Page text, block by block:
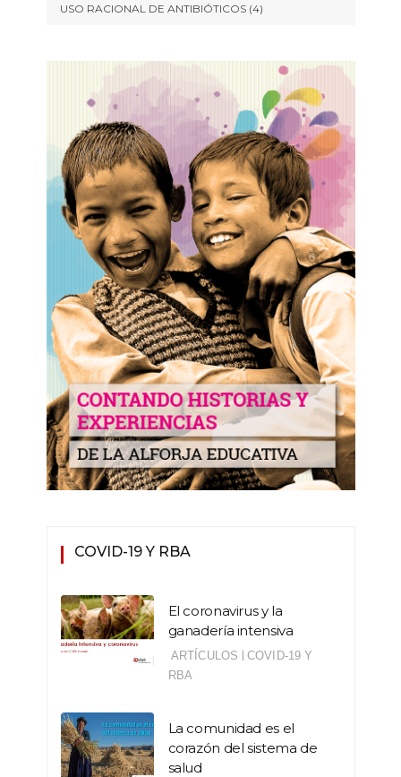
USO RACIONAL DE ANTIBIÓTICOS(4)
COVID-19 Y RBA
El coronavirus y la
ganadería intensiva
ARTÍCULOS | COVID-19 Y
RBA
La comunidad es el
corazón del sistema de
salud